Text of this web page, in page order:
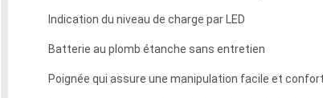
Indication du niveau de charge par LED
Batterie au plomb étanche sans entretien
Poignée qui assure une manipulation facile et